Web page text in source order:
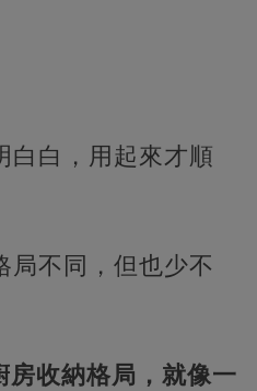
白白，用起來才順
局不同，但也少不
收納格局，就像一